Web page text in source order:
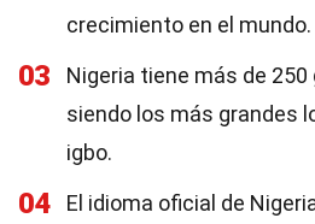
crecimiento en el mundo.
03
Nigeria tiene más de
siendo los más grandes
igbo.
04
El idioma oficial de